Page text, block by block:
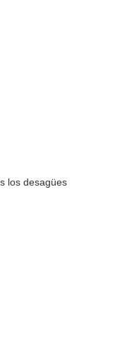
los desagües